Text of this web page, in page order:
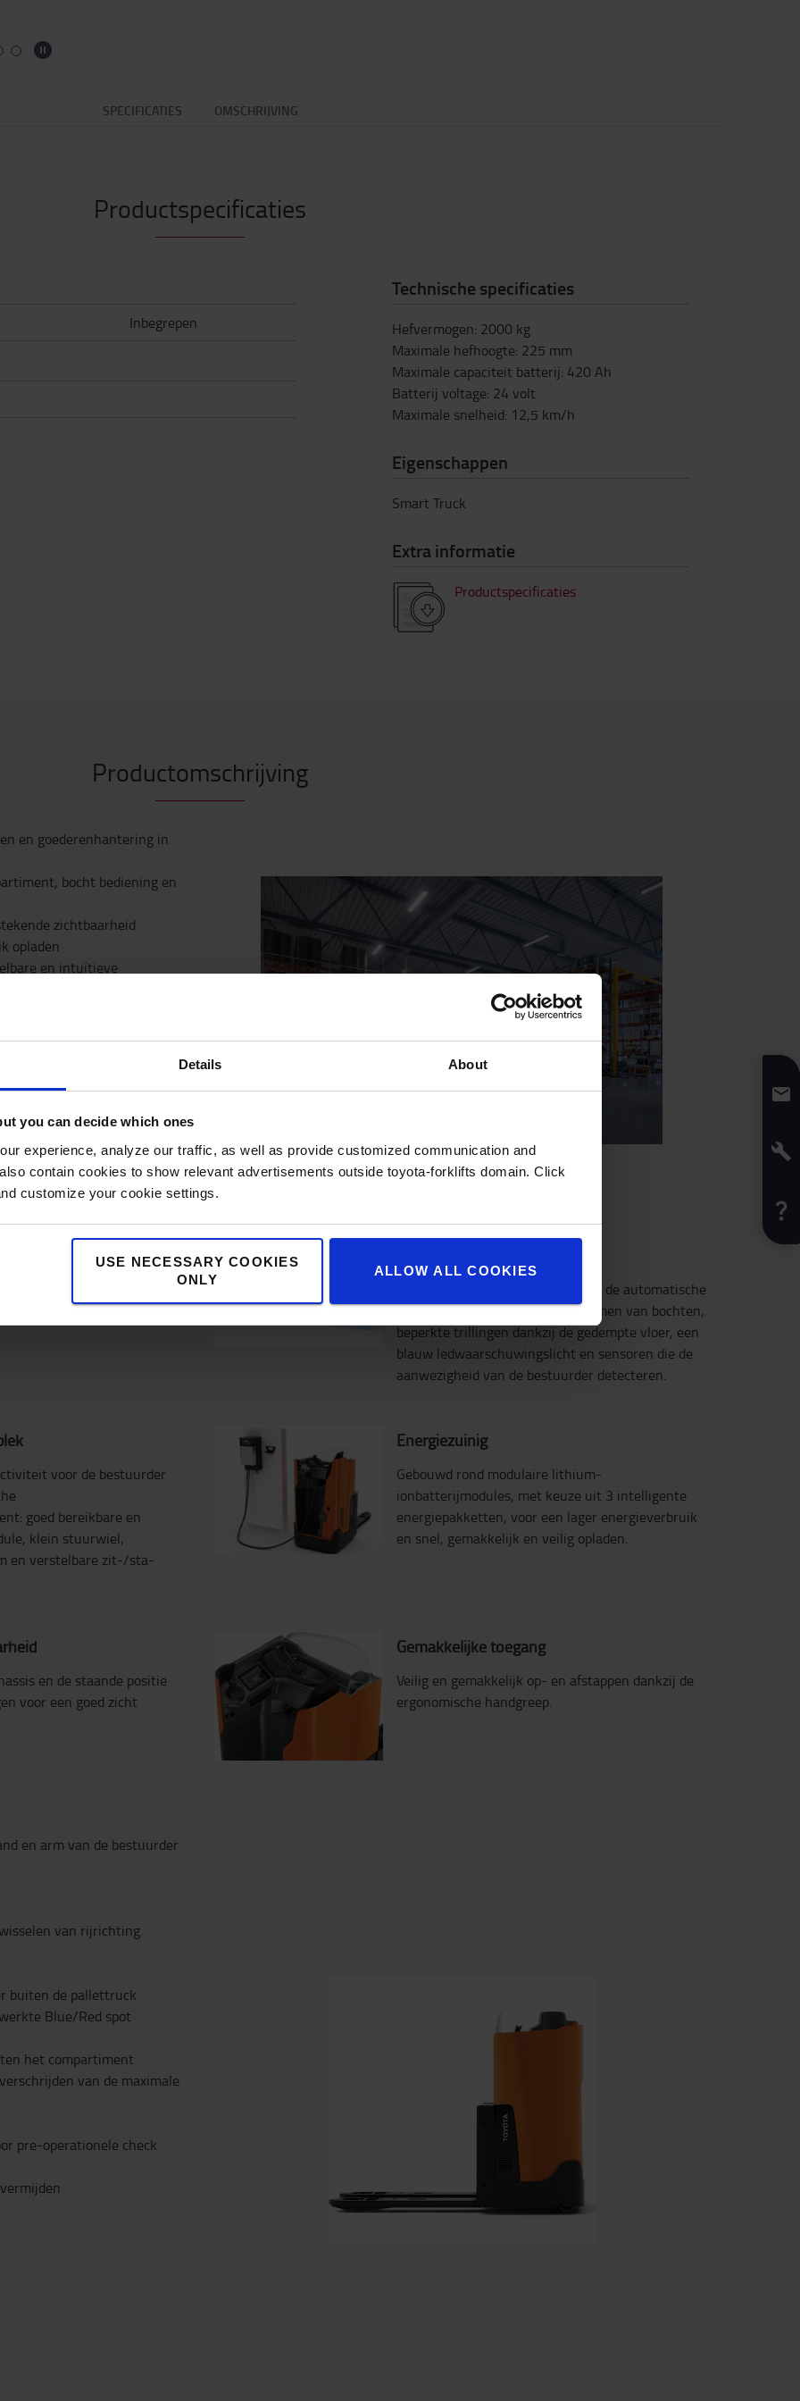
Details About
you can decide which ones
experience, analyze our traffic, as well as provide customized communication and
contain cookies to show relevant advertisements outside toyota-forklifts domain. Click
customize your cookie settings.
USE NECESSARY COOKIES
ONLY
ALLOW ALL COOKIES
SPECIFICATIES OMSCHRIJVING
Productspecificaties
Inbegrepen
Technische specificaties
Hefvermogen: 2000 kg
Maximale hefhoogte: 225 mm
Maximale capaciteit batterij: 420 Ah
Batterij voltage: 24 volt
Maximale snelheid: 12,5 km/h
Eigenschappen
Smart Truck
Extra informatie
Productspecificaties
Productomschrijving
en goederenhantering in
bocht bediening en
zichtbaarheid
opladen
en intuïtieve
Compact dankzij het
hij ook licht en bijzonder
zelf verstellen en halfzittend
sturing (optioneel
werkplek. Je kan de
jouw wens.
uitstekend rijgemak en
veranderd in drukke en
Veilige bediening
De bestuurder blijft veilig in het
bestuurderscompartiment dankzij de automatische
snelheidsvermindering bij het nemen van bochten,
beperkte trillingen dankzij de gedempte vloer, een
blauw ledwaarschuwingslicht en sensoren die de
aanwezigheid van de bestuurder detecteren.
voor de bestuurder
goed bereikbare en
klein stuurwiel,
en verstelbare zit-/sta-
Energiezuinig
Gebouwd rond modulaire lithium-
ionbatterijmodules, met keuze uit 3 intelligente
energiepakketten, voor een lager energieverbruik
en snel, gemakkelijk en veilig opladen.
en de staande positie
voor een goed zicht
Gemakkelijke toegang
Veilig en gemakkelijk op- en afstappen dankzij de
ergonomische handgreep.
en arm van de bestuurder
van rijrichting
buiten de pallettruck
Blue/Red spot
het compartiment
van de maximale
pre-operationele check